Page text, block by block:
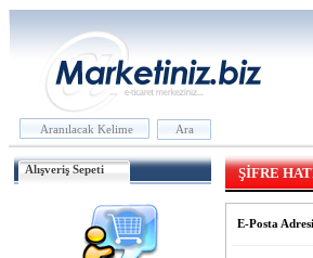
Alışveriş Sepeti ŞİFRE
E-Posta